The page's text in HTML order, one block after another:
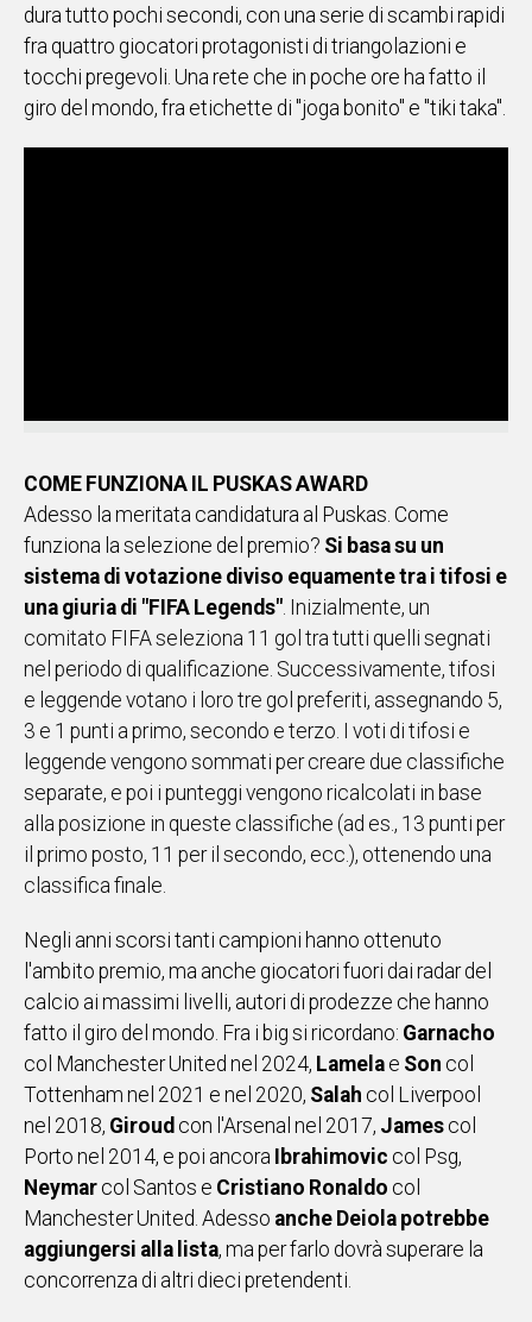
dura tutto pochi secondi, con una serie di scambi rapidi
fra quattro giocatori protagonisti di triangolazioni e
tocchi pregevoli. Una rete che in poche ore ha fatto il
giro del mondo, fra etichette di "joga bonito" e "tiki taka".
COME FUNZIONA IL PUSKAS AWARD
Adesso la meritata candidatura al Puskas. Come
funziona la selezione del premio? Si basa su un
sistema di votazione diviso equamente tra i tifosi e
una giuria di "FIFA Legends" . Inizialmente, un
comitato FIFA seleziona 11 gol tra tutti quelli segnati
nel periodo di qualificazione. Successivamente, tifosi
e leggende votano i loro tre gol preferiti, assegnando 5,
3 e 1 punti a primo, secondo e terzo. I voti di tifosi e
leggende vengono sommati per creare due classifiche
separate, e poi i punteggi vengono ricalcolati in base
alla posizione in queste classifiche (ad es., 13 punti per
il primo posto, 11 per il secondo, ecc.), ottenendo una
classifica finale.
Negli anni scorsi tanti campioni hanno ottenuto
l'ambito premio, ma anche giocatori fuori dai radar del
calcio ai massimi livelli, autori di prodezze che hanno
fatto il giro del mondo. Fra i big si ricordano: Garnacho
col Manchester United nel 2024, Lamela e Son col
Tottenham nel 2021 e nel 2020, Salah col Liverpool
nel 2018, Giroud con l'Arsenal nel 2017, James col
Porto nel 2014, e poi ancora Ibrahimovic col Psg,
Neymar col Santos e Cristiano Ronaldo col
Manchester United. Adesso anche Deiola potrebbe
aggiungersi alla lista, ma per farlo dovrà superare la
concorrenza di altri dieci pretendenti.